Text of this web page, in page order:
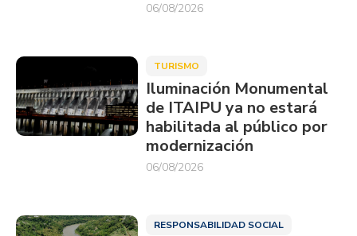
06/08/2026
TURISMO
Iluminación Monumental
de ITAIPU ya no estará
habilitada al público por
modernización
06/08/2026
RESPONSABILIDAD SOCIAL